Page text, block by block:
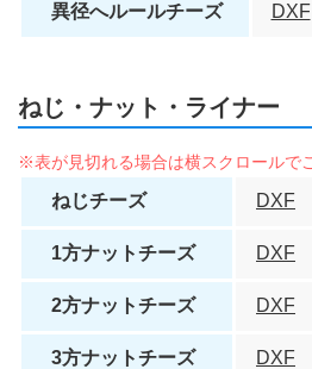
異径へルールチーズ DXF
ねじ・ナット・ライナー
ねじチーズ DXF
1方ナットチーズ DXF
2方ナットチーズ DXF
3方ナットチーズ DXF